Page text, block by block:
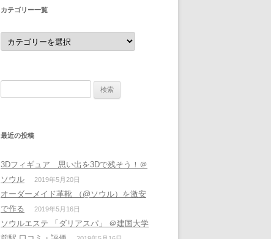
カテゴリー一覧
カ
テ
ゴ
一
最近の投稿
3Dフィギュア 思い出を3Dで残そう！＠
ソウル
2019年5月20日
オーダーメイド革靴 （@ソウル）を激安
で作る
2019年5月16日
ソウルエステ 「ダリアスパ」 ＠建国大学